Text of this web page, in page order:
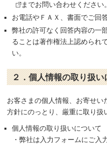
までお問い合わせください。
お電話やＦＡＸ、書面でご回
弊社の許可なく回答内容の一
ることは著作権法上認められ
い。
２．個人情報の取り扱い
お客さまの個人情報、お寄せ
方針にのっとり、厳重に取り扱
個人情報の取り扱いについて
・弊社は入力フォームにご入